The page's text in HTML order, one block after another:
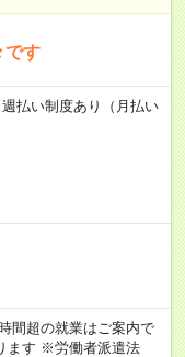
です
払い制度あり（月払い
間超の就業はご案内で
ます ※労働者派遣法